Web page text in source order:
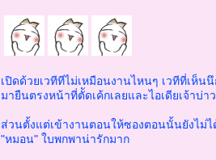
เปิดด้วยเวทีทีไม่เหมือนงานไหนๆ เวทีที่เห็
มายืนตรงหน้าที่ตััดเค้กเลยและไอเดียเจ้าบ่า
ส่วนตั้งแต่เข้างานตอนให้ซองตอนนั้นยังไม่
"หมอน" ใบพกพาน่ารักมาก